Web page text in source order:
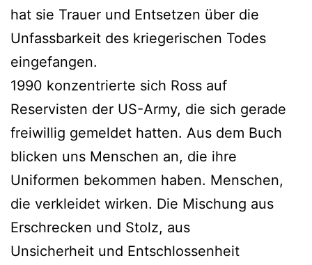
hat sie Trauer und Entsetzen über die
Unfassbarkeit des kriegerischen Todes
eingefangen.
1990 konzentrierte sich Ross auf
Reservisten der US-Army, die sich gerade
freiwillig gemeldet hatten. Aus dem Buch
blicken uns Menschen an, die ihre
Uniformen bekommen haben. Menschen,
die verkleidet wirken. Die Mischung aus
Erschrecken und Stolz, aus
Unsicherheit und Entschlossenheit